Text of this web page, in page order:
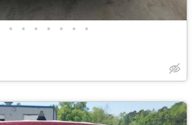
• • • • • • •